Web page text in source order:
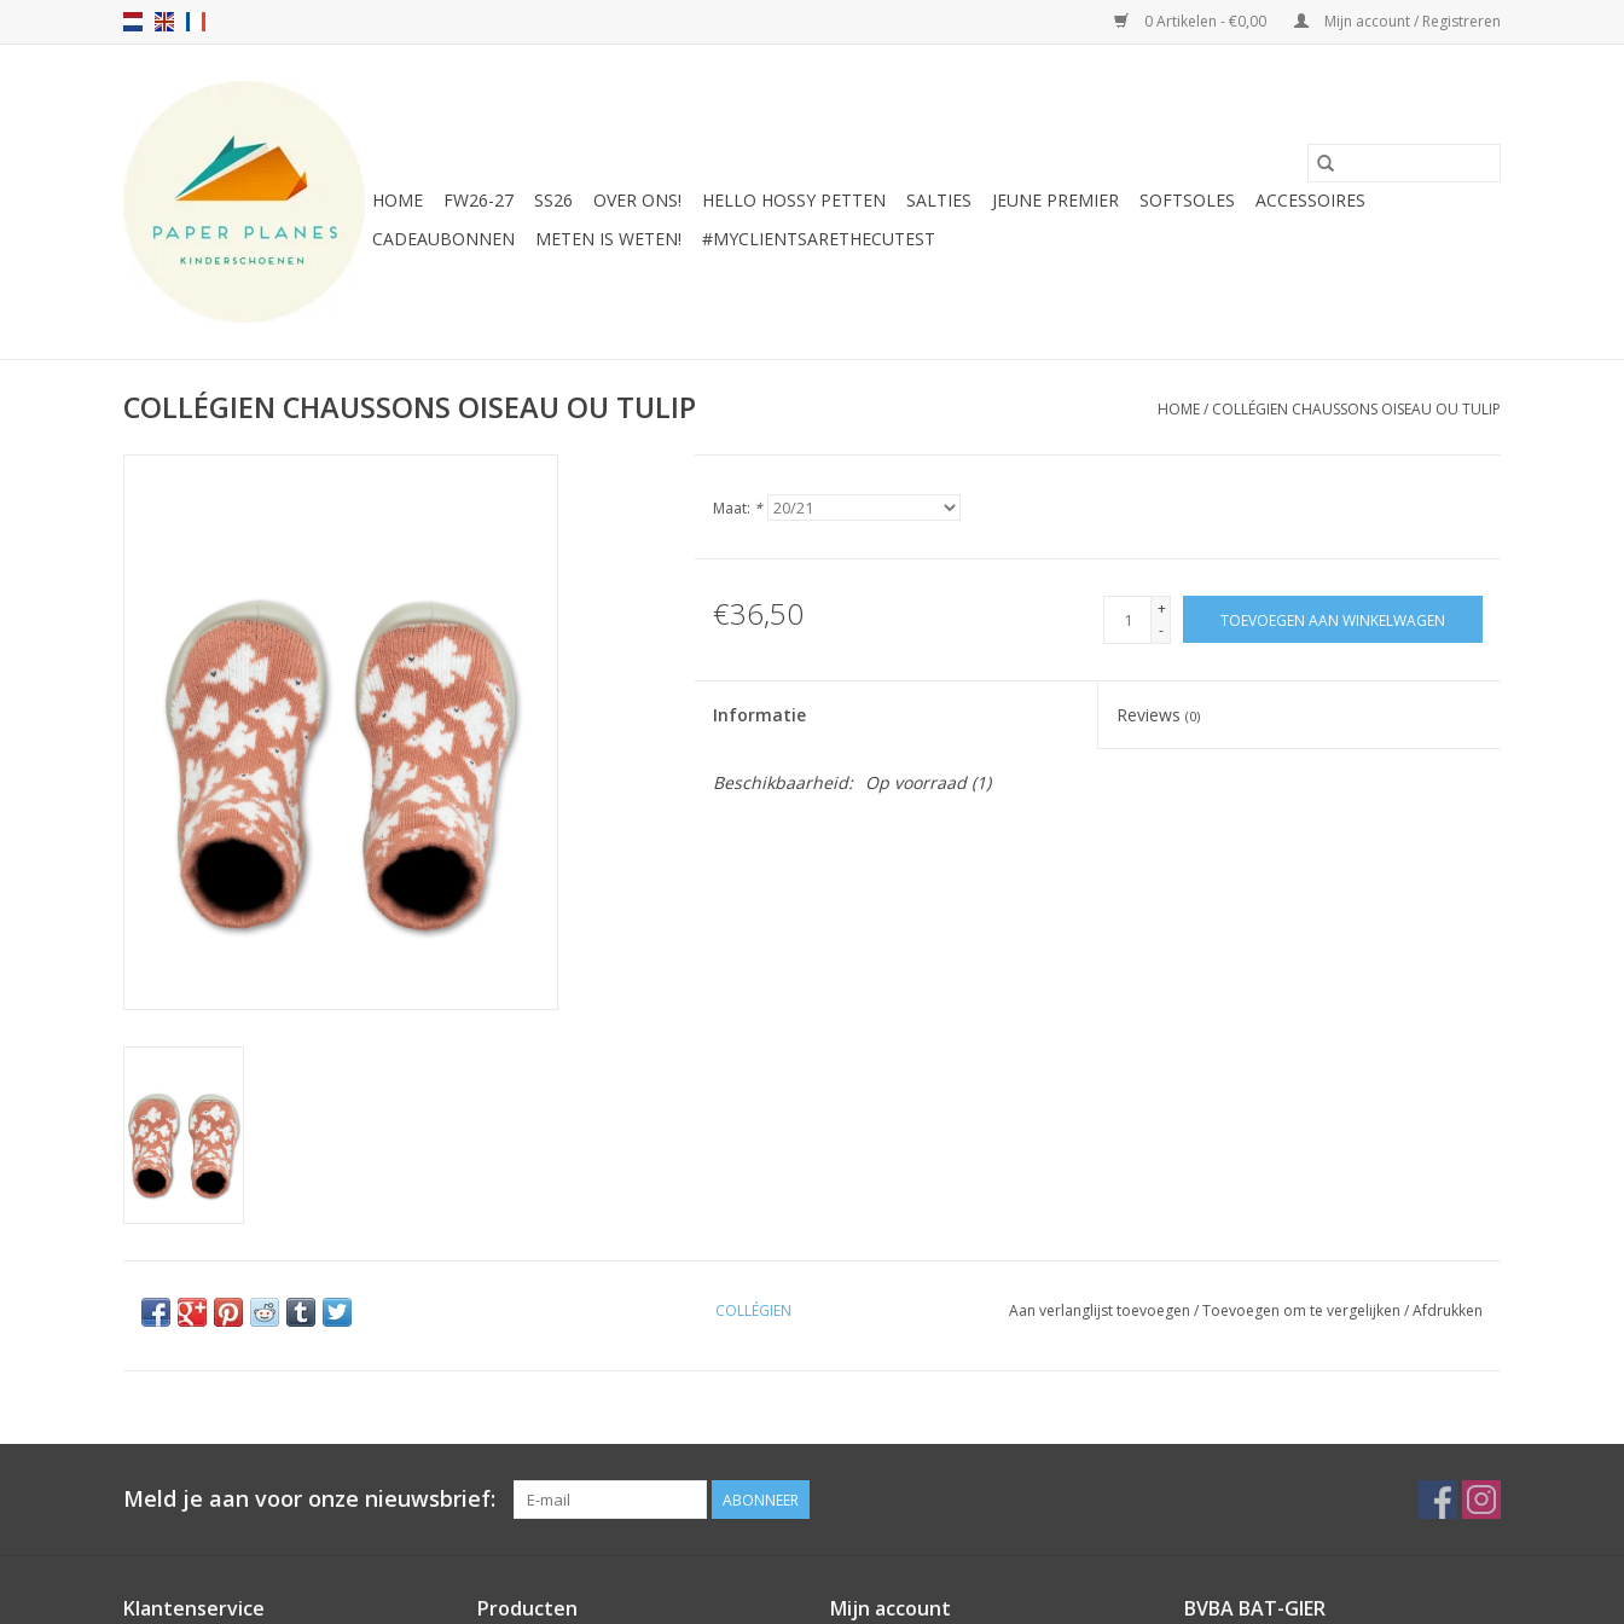
0 Artikelen - €0,00 Mijn account / Registreren
HOME FW26-27 SS26 OVER ONS! HELLO HOSSY PETTEN SALTIES JEUNE PREMIER SOFTSOLES
ACCESSOIRES
CADEAUBONNEN
METEN IS WETEN! #MYCLIENTSARETHECUTEST
COLLÉGIEN CHAUSSONS OISEAU OU TULIP HOME/ COLLÉGIEN CHAUSSONS OISEAU OU TULIP
Maat: *
€36,50
+
-
TOEVOEGEN AAN WINKELWAGEN
Informatie Reviews(0)
Beschikbaarheid: Op voorraad(1)
COLLÉGIEN Aan verlanglijst toevoegen /Toevoegen om te vergelijken /Afdrukken
Meld je aan voor onze nieuwsbrief: ABONNEER
Klantenservice Producten Mijn account BVBA BAT-GIER